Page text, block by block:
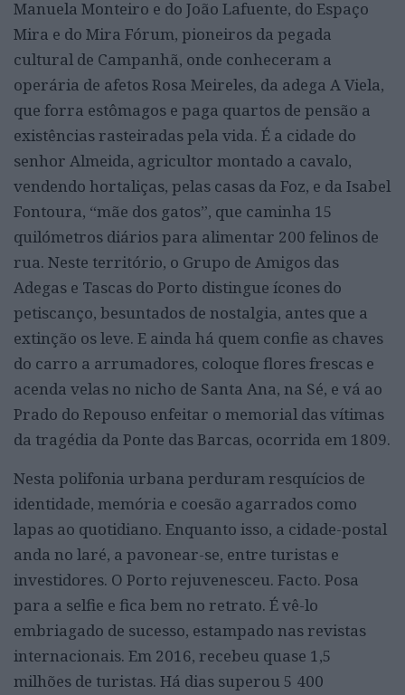
Manuela Monteiro e do João Lafuente, do Espaço
Mira e do Mira Fórum, pioneiros da pegada
cultural de Campanhã, onde conheceram a
operária de afetos Rosa Meireles, da adega A Viela,
que forra estômagos e paga quartos de pensão a
existências rasteiradas pela vida. É a cidade do
senhor Almeida, agricultor montado a cavalo,
vendendo hortaliças, pelas casas da Foz, e da Isabel
Fontoura, “mãe dos gatos”, que caminha 15
quilómetros diários para alimentar 200 felinos de
rua. Neste território, o Grupo de Amigos das
Adegas e Tascas do Porto distingue ícones do
petiscanço, besuntados de nostalgia, antes que a
extinção os leve. E ainda há quem confie as chaves
do carro a arrumadores, coloque flores frescas e
acenda velas no nicho de Santa Ana, na Sé, e vá ao
Prado do Repouso enfeitar o memorial das vítimas
da tragédia da Ponte das Barcas, ocorrida em 1809.
Nesta polifonia urbana perduram resquícios de
identidade, memória e coesão agarrados como
lapas ao quotidiano. Enquanto isso, a cidade-postal
anda no laré, a pavonear-se, entre turistas e
investidores. O Porto rejuvenesceu. Facto. Posa
para a selfie e fica bem no retrato. É vê-lo
embriagado de sucesso, estampado nas revistas
internacionais. Em 2016, recebeu quase 1,5
milhões de turistas. Há dias superou 5 400